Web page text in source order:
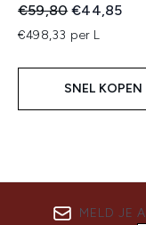
Recommended
€59,80Huidige
€44,85
€498,33 per L
SNEL KOPEN
MELD JE